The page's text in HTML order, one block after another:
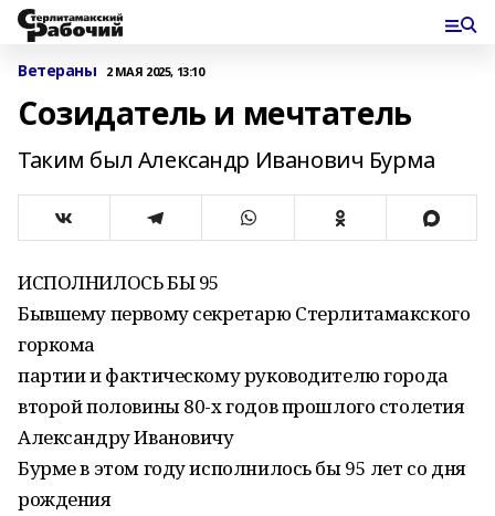
Ветераны 2 МАЯ 2025, 13:10
Созидатель и мечтатель
Таким был Александр Иванович Бурма
ИСПОЛНИЛОСЬ БЫ 95
Бывшему первому секретарю Стерлитамакского
горкома
партии и фактическому руководителю города
второй половины 80-х годов прошлого столетия
Александру Ивановичу
Бурме в этом году исполнилось бы 95 лет со дня
рождения